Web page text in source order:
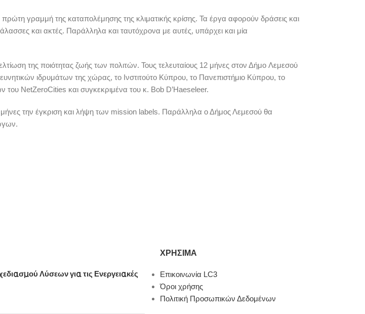
γραμμή της καταπολέμησης της κλιματικής κρίσης. Τα έργα αφορούν δράσεις και
και ακτές. Παράλληλα και ταυτόχρονα με αυτές, υπάρχει και μία
της ποιότητας ζωής των πολιτών. Τους τελευταίους 12 μήνες στον Δήμο Λεμεσού
ιδρυμάτων της χώρας, το Ινστιτούτο Κύπρου, το Πανεπιστήμιο Κύπρου, το
NetZeroCities και συγκεκριμένα του κ. Bob D’Haeseleer.
την έγκριση και λήψη των mission labels. Παράλληλα ο Δήμος Λεμεσού θα
Λύσεων για τις Ενεργειακές
ΧΡΉΣΙΜΑ
Επικοινωνία LC3
Όροι χρήσης
Πολιτική Προσωπικών Δεδομένων